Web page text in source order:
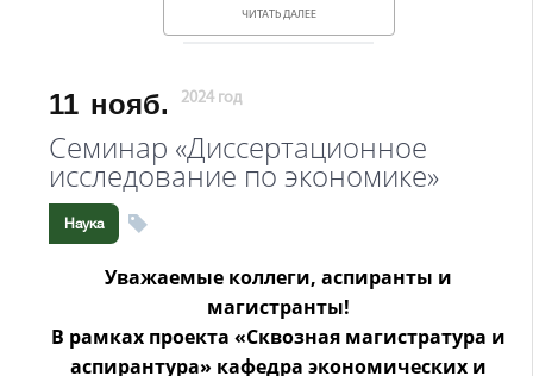
ЧИТАТЬ ДАЛЕЕ
11 нояб. 2024 год
Семинар «Диссертационное
исследование по экономике»
Наука
Уважаемые коллеги, аспиранты и
магистранты!
В рамках проекта «Сквозная магистратура и
аспирантура» кафедра экономических и